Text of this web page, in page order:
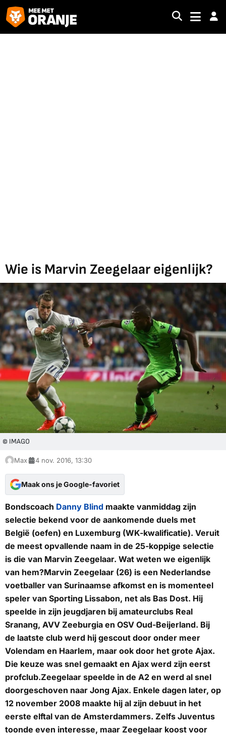
Wie is Marvin Zeegelaar eigenlijk?
© IMAGO
Max 4 nov. 2016, 13:30
Maak ons je Google-favoriet
Bondscoach Danny Blind maakte vanmiddag zijn
selectie bekend voor de aankomende duels met
België (oefen) en Luxemburg (WK-kwalificatie). Veruit
de meest opvallende naam in de 25-koppige selectie
is die van Marvin Zeegelaar. Wat weten we eigenlijk
van hem?Marvin Zeegelaar (26) is een Nederlandse
voetballer van Surinaamse afkomst en is momenteel
speler van Sporting Lissabon, net als Bas Dost. Hij
speelde in zijn jeugdjaren bij amateurclubs Real
Sranang, AVV Zeeburgia en OSV Oud-Beijerland. Bij
de laatste club werd hij gescout door onder meer
Volendam en Haarlem, maar ook door het grote Ajax.
Die keuze was snel gemaakt en Ajax werd zijn eerst
profclub.Zeegelaar speelde in de A2 en werd al snel
doorgeschoven naar Jong Ajax. Enkele dagen later, op
12 november 2008 maakte hij al zijn debuut in het
eerste elftal van de Amsterdammers. Zelfs Juventus
toonde even interesse, maar Zeegelaar koost voor